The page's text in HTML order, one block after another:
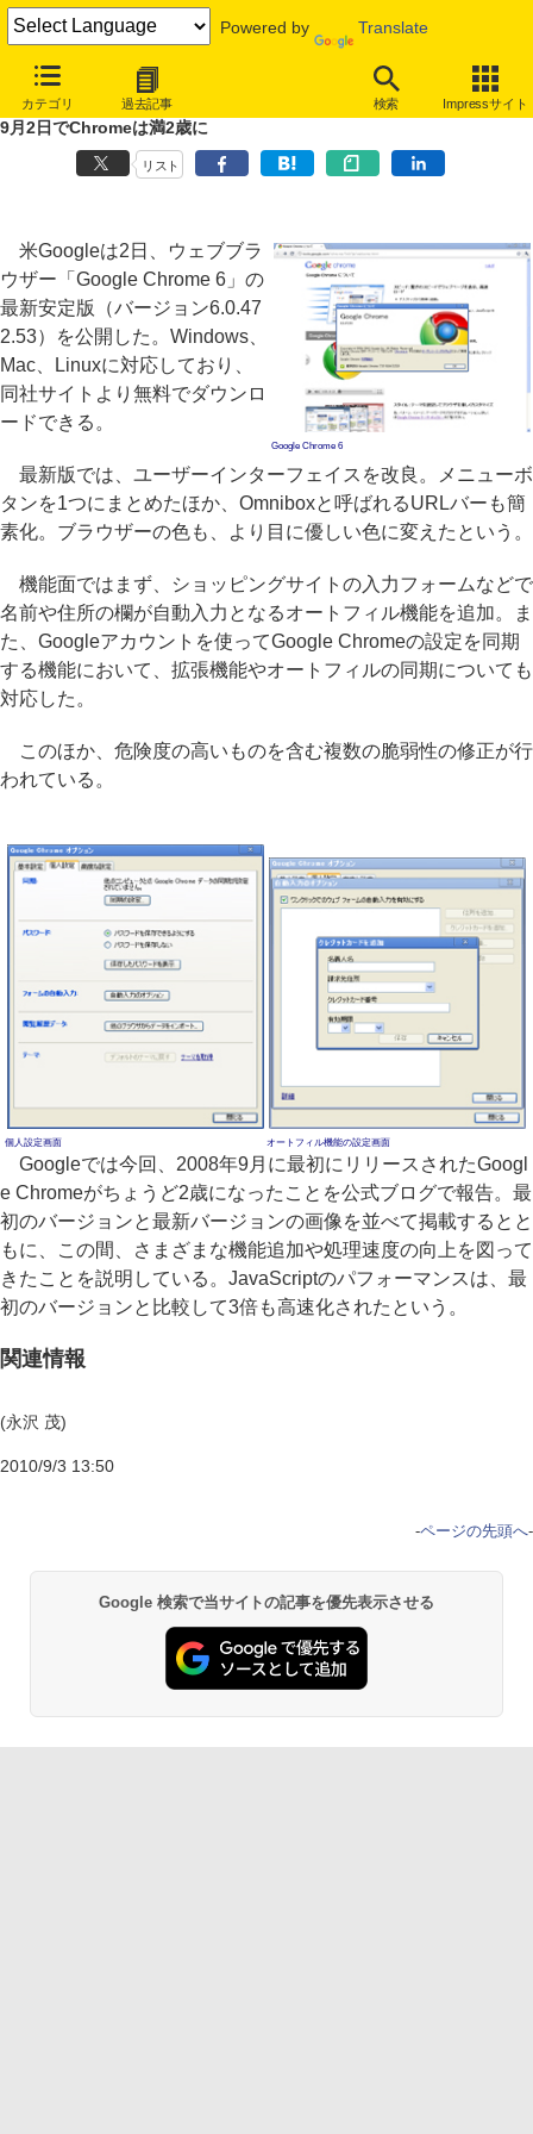
Powered by Translate
カテゴリ 過去記事 検索 Impressサイト
「Google Chrome 6」最新安定版公開、オートフィル機能追加や脆弱
性修正
9月2日でChromeは満2歳に
リスト
Google Chrome 6
米Googleは2日、ウェブブラ
ウザー「Google Chrome 6」の
最新安定版（バージョン6.0.47
2.53）を公開した。Windows、
Mac、Linuxに対応しており、
同社サイトより無料でダウンロ
ードできる。
最新版では、ユーザーインターフェイスを改良。メニューボ
タンを1つにまとめたほか、Omniboxと呼ばれるURLバーも簡
素化。ブラウザーの色も、より目に優しい色に変えたという。
機能面ではまず、ショッピングサイトの入力フォームなどで
名前や住所の欄が自動入力となるオートフィル機能を追加。ま
た、Googleアカウントを使ってGoogle Chromeの設定を同期
する機能において、拡張機能やオートフィルの同期についても
対応した。
このほか、危険度の高いものを含む複数の脆弱性の修正が行
われている。
個人設定画面 オートフィル機能の設定画面
Googleでは今回、2008年9月に最初にリリースされたGoogl
e Chromeがちょうど2歳になったことを公式ブログで報告。最
初のバージョンと最新バージョンの画像を並べて掲載するとと
もに、この間、さまざまな機能追加や処理速度の向上を図って
きたことを説明している。JavaScriptのパフォーマンスは、最
初のバージョンと比較して3倍も高速化されたという。
関連情報
(永沢 茂)
2010/9/3 13:50
-ページの先頭へ-
Google 検索で当サイトの記事を優先表示させる